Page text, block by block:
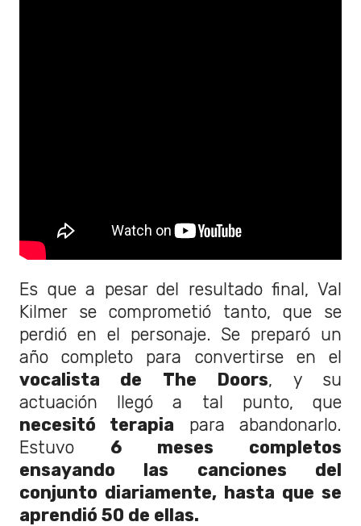
Es que a pesar del resultado final, Val
Kilmer se comprometió tanto, que se
perdió en el personaje. Se preparó un
año completo para convertirse en el
vocalista de The Doors, y su
actuación llegó a tal punto, que
necesitó terapia para abandonarlo.
Estuvo 6 meses completos
ensayando las canciones del
conjunto diariamente, hasta que se
aprendió 50 de ellas.